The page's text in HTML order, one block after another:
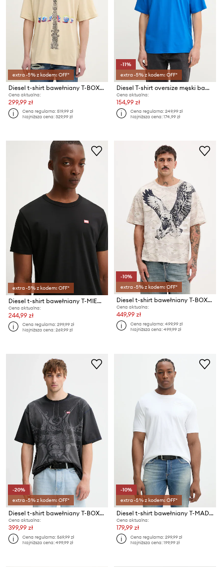
extra -5% z kodem: OFF*
Diesel t-shirt bawełniany T-BOXT-R4 T-SHIRT
Cena aktualna:
299,99 zł
Cena regularna:519,99 zł
Najniższa cena:329,99 zł
-11%
extra -5% z kodem: OFF*
Diesel T-shirt oversize męski bawełniany T-BOXT-R30 T-SHIRT
Cena aktualna:
154,99 zł
Cena regularna:249,99 zł
Najniższa cena:174,99 zł
extra -5% z kodem: OFF*
Diesel t-shirt bawełniany T-MIEGOR-K77
Cena aktualna:
244,99 zł
Cena regularna:299,99 zł
Najniższa cena:269,99 zł
-10%
extra -5% z kodem: OFF*
Diesel t-shirt bawełniany T-BOXT-T14
Cena aktualna:
449,99 zł
Cena regularna:499,99 zł
Najniższa cena:499,99 zł
-20%
extra -5% z kodem: OFF*
Diesel t-shirt bawełniany T-BOXT-T13
Cena aktualna:
399,99 zł
Cena regularna:569,99 zł
Najniższa cena:499,99 zł
-10%
extra -5% z kodem: OFF*
Diesel t-shirt bawełniany T-MADJUST-R2 T-SHIRT
Cena aktualna:
179,99 zł
Cena regularna:299,99 zł
Najniższa cena:199,99 zł